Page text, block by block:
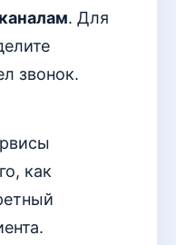
. Для
звонок.
как